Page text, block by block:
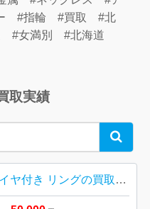
ー #指輪 #買取 #北
#女満別 #北海道
取実績
Search
K18 メレダイヤ付き リングの買取実績